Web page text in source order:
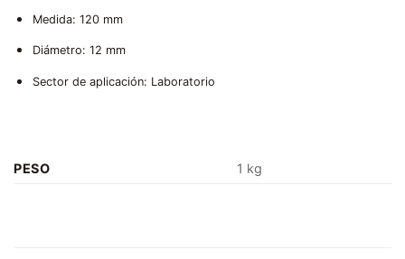
Medida: 120 mm
Diámetro: 12 mm
Sector de aplicación: Laboratorio
PESO 1 kg